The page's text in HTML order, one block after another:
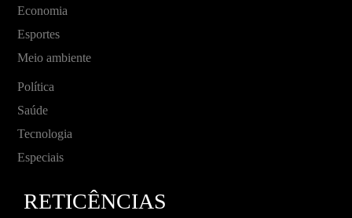
Economia
Esportes
Meio ambiente
Política
Saúde
Tecnologia
Especiais
RETICÊNCIAS